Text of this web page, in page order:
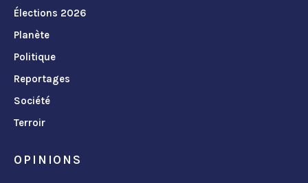
Élections 2026
Planète
Politique
Reportages
Société
Terroir
OPINIONS